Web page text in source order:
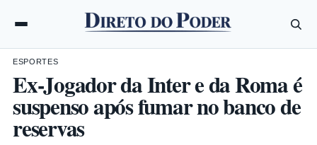
ESPORTES
Ex-Jogador da Inter e da Roma é
suspenso após fumar no banco de
reservas